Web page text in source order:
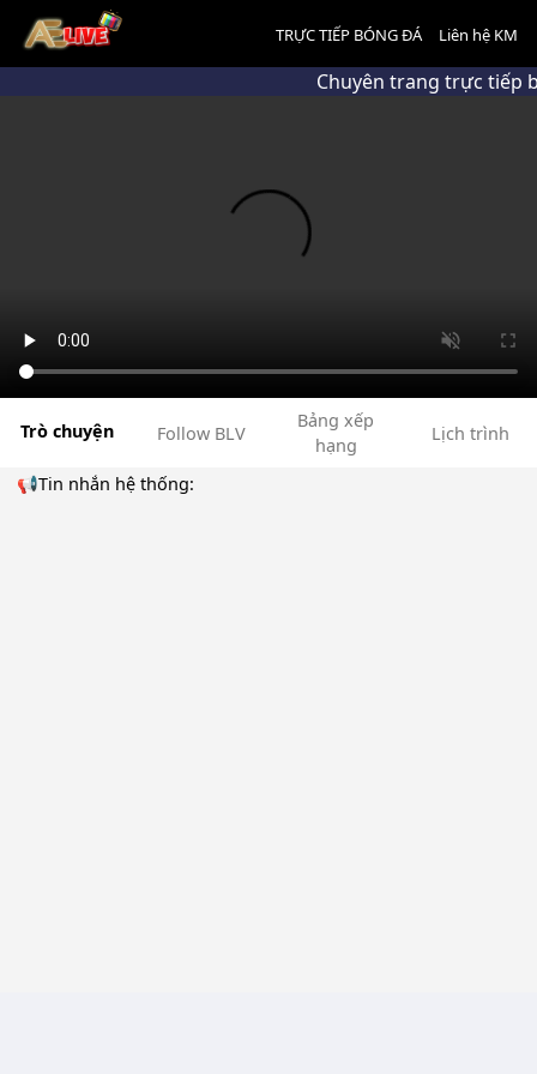
TRỰC TIẾP BÓNG ĐÁ Liên hệ KM
Chuyên trang trực tiếp
Trò chuyện Follow BLV
Bảng xếp
hạng
Lịch trình
📢Tin nhắn hệ thống: